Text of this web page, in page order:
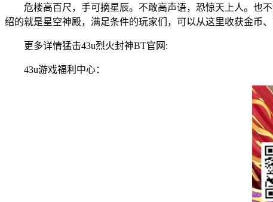
危楼高百尺，手可摘星辰。不敢高声语，恐惊天上人。也不
绍的就是星空神殿，满足条件的玩家们，可以从这里收获金币
更多详情猛击43u烈火封神BT官网:
43u游戏福利中心：